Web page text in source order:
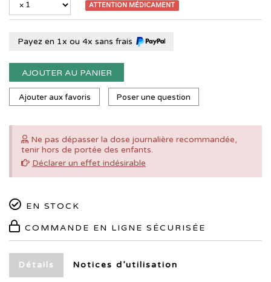
ATTENTION MÉDICAMENT
Payez en 1x ou 4x sans frais
AJOUTER AU PANIER
Ajouter aux favoris Poser une question
Ne pas dépasser la dose journalière recommandée,
tenir hors de portée des enfants.
Déclarer un effet indésirable
EN STOCK
COMMANDE EN LIGNE SÉCURISÉE
Détails Notices d’utilisation